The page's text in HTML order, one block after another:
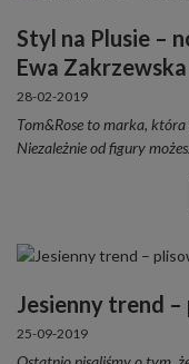
Styl na Plusie –
Ewa Zakrzewska
28-02-2019
Tom&Rose to marka,
Niezależnie od figury
Jesienny trend
25-09-2019